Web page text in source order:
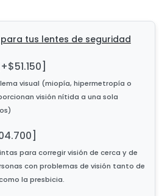
tus lentes de seguridad